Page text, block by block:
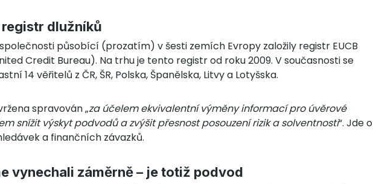
dlužníků
působící (prozatím) v šesti zemích Evropy založily registr EUCB
Credit Bureau). Na trhu je tento registr od roku 2009. V současnosti se
14 věřitelů z ČR, ŠR, Polska, Španělska, Litvy a Lotyšska.
spravován „za účelem ekvivalentní výměny informací pro úvěrové
snížit výskyt podvodů a zvýšit přesnost posouzení rizik a solventnosti“. Jde o
a finančních závazků.
vynechali záměrně – je totiž podvod